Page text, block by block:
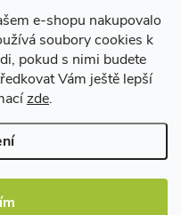
e-shopu nakupovalo
soubory cookies k
pokud s nimi budete
Vám ještě lepší
zde.